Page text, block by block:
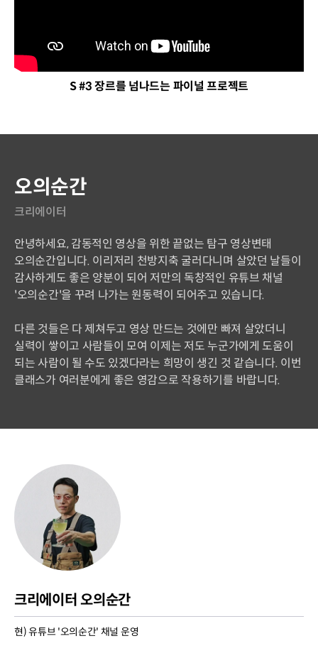
S #3 장르를 넘나드는 파이널 프로젝트
크리에이터
오의순간
안녕하세요, 감동적인 영상을 위한 끝없는 탐구 영상변태
오의순간입니다. 이리저리 천방지축 굴러다니며 살았던 날들이
감사하게도 좋은 양분이 되어 저만의 독창적인 유튜브 채널
'오의순간'을 꾸려 나가는 원동력이 되어주고 있습니다.
다른 것들은 다 제쳐두고 영상 만드는 것에만 빠져 살았더니
실력이 쌓이고 사람들이 모여 이제는 저도 누군가에게 도움이
되는 사람이 될 수도 있겠다라는 희망이 생긴 것 같습니다. 이번
클래스가 여러분에게 좋은 영감으로 작용하기를 바랍니다.
크리에이터 오의순간
현) 유튜브 '오의순간' 채널 운영